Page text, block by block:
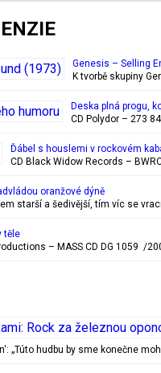
Genesis – Selling
K tvorbě skupiny
Deska plná progu,
CD Polydor – 273
Ďábel s houslemi v rockovém
CD Black Widow Records –
oranžové dýně
starší a šedivější, tím víc se
těle
– MASS CD DG 1059 /
„Túto hudbu by sme konečne